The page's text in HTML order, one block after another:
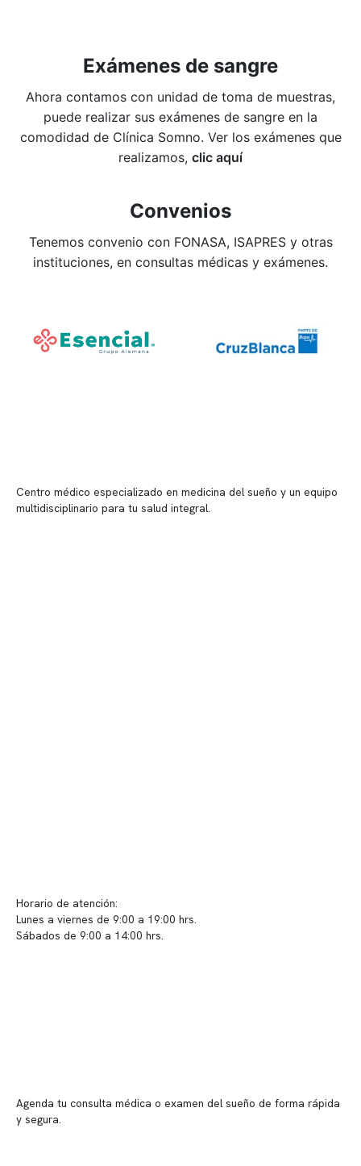
Exámenes de sangre
Ahora contamos con unidad de toma de muestras,
puede realizar sus exámenes de sangre en la
comodidad de Clínica Somno. Ver los exámenes que
realizamos, clic aquí
Convenios
Tenemos convenio con FONASA, ISAPRES y otras
instituciones, en consultas médicas y exámenes.
Centro médico especializado en medicina del sueño y un equipo
multidisciplinario para tu salud integral.
Horario de atención:
Lunes a viernes de 9:00 a 19:00 hrs.
Sábados de 9:00 a 14:00 hrs.
Agenda tu consulta médica o examen del sueño de forma rápida
y segura.